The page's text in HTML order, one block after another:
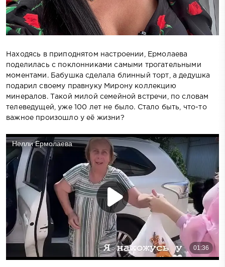
Находясь в приподнятом настроении, Ермолаева
поделилась с поклонниками самыми трогательными
моментами. Бабушка сделала блинный торт, а дедушка
подарил своему правнуку Мирону коллекцию
минералов. Такой милой семейной встречи, по словам
телеведущей, уже 100 лет не было. Стало быть, что-то
важное произошло у её жизни?